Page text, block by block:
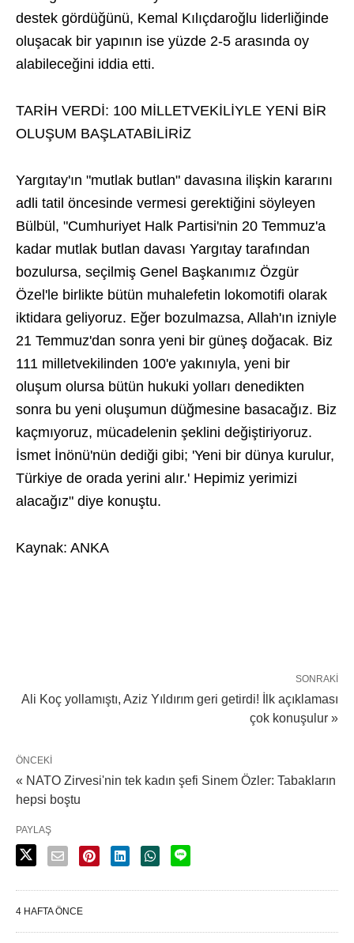
destek gördüğünü, Kemal Kılıçdaroğlu liderliğinde
oluşacak bir yapının ise yüzde 2-5 arasında oy
alabileceğini iddia etti.
TARİH VERDİ: 100 MİLLETVEKİLİYLE YENİ BİR
OLUŞUM BAŞLATABİLİRİZ
Yargıtay'ın "mutlak butlan" davasına ilişkin kararını
adli tatil öncesinde vermesi gerektiğini söyleyen
Bülbül, "Cumhuriyet Halk Partisi'nin 20 Temmuz'a
kadar mutlak butlan davası Yargıtay tarafından
bozulursa, seçilmiş Genel Başkanımız Özgür
Özel'le birlikte bütün muhalefetin lokomotifi olarak
iktidara geliyoruz. Eğer bozulmazsa, Allah'ın izniyle
21 Temmuz'dan sonra yeni bir güneş doğacak. Biz
111 milletvekilinden 100'e yakınıyla, yeni bir
oluşum olursa bütün hukuki yolları denedikten
sonra bu yeni oluşumun düğmesine basacağız. Biz
kaçmıyoruz, mücadelenin şeklini değiştiriyoruz.
İsmet İnönü'nün dediği gibi; 'Yeni bir dünya kurulur,
Türkiye de orada yerini alır.' Hepimiz yerimizi
alacağız" diye konuştu.
Kaynak: ANKA
SONRAKI
Ali Koç yollamıştı, Aziz Yıldırım geri getirdi! İlk açıklaması
çok konuşulur »
ÖNCEKI
« NATO Zirvesi'nin tek kadın şefi Sinem Özler: Tabakların
hepsi boştu
PAYLAŞ
4 HAFTA ÖNCE